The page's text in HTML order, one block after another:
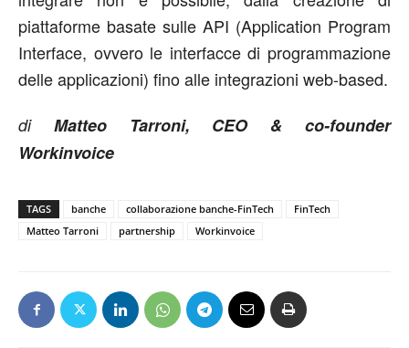
piattaforme basate sulle API (Application Program
Interface, ovvero le interfacce di programmazione
delle applicazioni) fino alle integrazioni web-based.
di Matteo Tarroni, CEO & co-founder
Workinvoice
TAGS banche collaborazione banche-FinTech
FinTech
Matteo Tarroni
partnership Workinvoice